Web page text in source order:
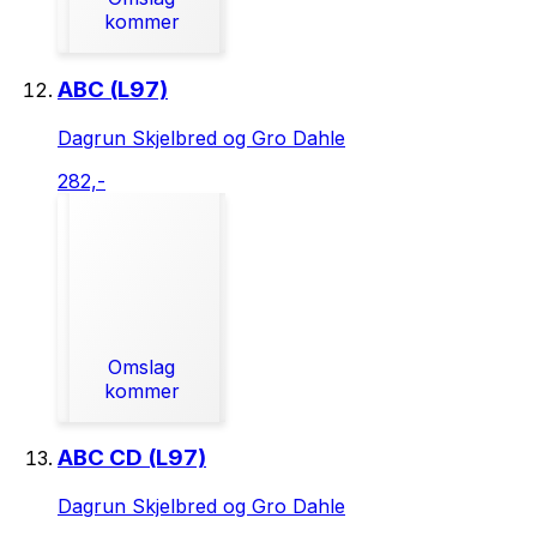
kommer
ABC (L97)
Dagrun Skjelbred og Gro Dahle
282,-
Omslag
kommer
ABC CD (L97)
Dagrun Skjelbred og Gro Dahle